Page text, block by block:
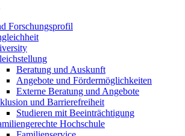
Forschungsprofil
Beratung und Auskunft
Angebote und Fördermöglichkeiten
Externe Beratung und Angebote
und Barrierefreiheit
Studieren mit Beeinträchtigung
Hochschule